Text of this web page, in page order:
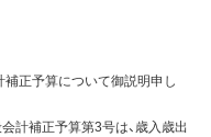
正予算について御説明申し
計補正予算第3号は、歳入歳出